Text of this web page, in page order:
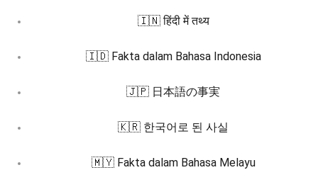
🇮🇳 हिंदी में तथ्य
🇮🇩 Fakta dalam Bahasa Indonesia
🇯🇵 日本語の事実
🇰🇷 한국어로 된 사실
🇲🇾 Fakta dalam Bahasa Melayu